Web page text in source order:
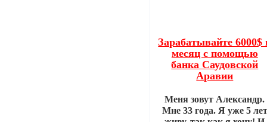
Зарабатывайте 6000$
месяц c помощью
банка Саудовской
Аравии
Меня зовут Александр.
Мне 33 года. Я уже 5 лет